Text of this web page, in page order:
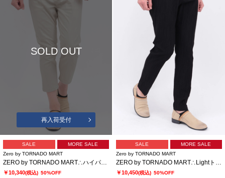
SOLD OUT
再入荷受付
SALE
MORE SALE
Zero by TORNADO MART
ZERO by TORNADO MART∴ハイパーデニムクロップドパンツ
￥10,340(税込) 50%OFF
SALE
MORE SALE
Zero by TORNADO MART
ZERO by TORNADO MART∴Lightトリコットワッシャーイージースラックス
￥10,450(税込) 50%OFF